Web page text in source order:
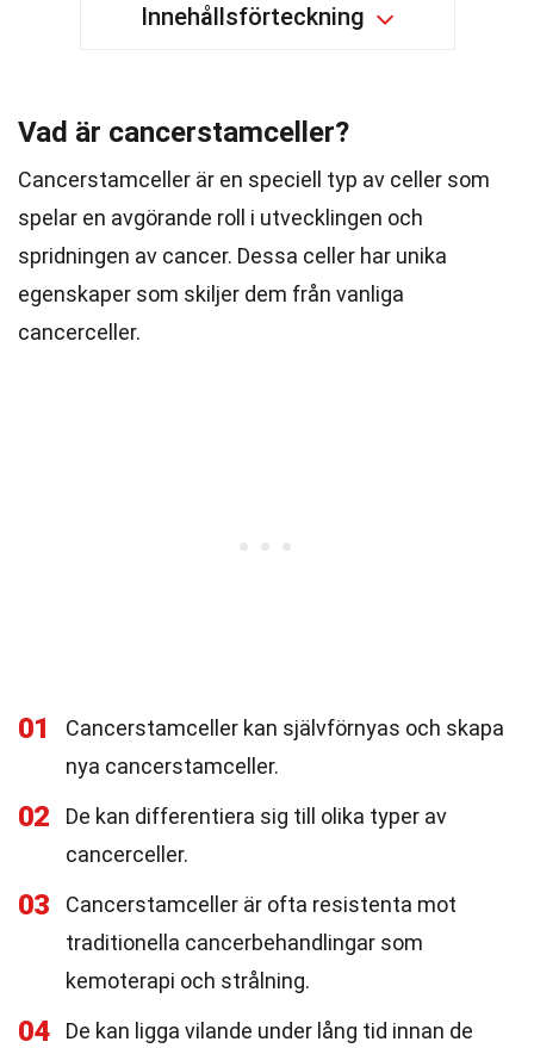
Innehållsförteckning
Vad är cancerstamceller?
Cancerstamceller är en speciell typ av celler som
spelar en avgörande roll i utvecklingen och
spridningen av cancer. Dessa celler har unika
egenskaper som skiljer dem från vanliga
cancerceller.
01
Cancerstamceller kan självförnyas och skapa
nya cancerstamceller.
02
De kan differentiera sig till olika typer av
cancerceller.
03
Cancerstamceller är ofta resistenta mot
traditionella cancerbehandlingar som
kemoterapi och strålning.
04
De kan ligga vilande under lång tid innan de